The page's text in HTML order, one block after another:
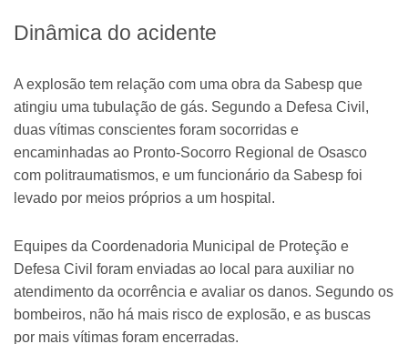
Dinâmica do acidente
A explosão tem relação com uma obra da Sabesp que
atingiu uma tubulação de gás. Segundo a Defesa Civil,
duas vítimas conscientes foram socorridas e
encaminhadas ao Pronto-Socorro Regional de Osasco
com politraumatismos, e um funcionário da Sabesp foi
levado por meios próprios a um hospital.
Equipes da Coordenadoria Municipal de Proteção e
Defesa Civil foram enviadas ao local para auxiliar no
atendimento da ocorrência e avaliar os danos. Segundo os
bombeiros, não há mais risco de explosão, e as buscas
por mais vítimas foram encerradas.